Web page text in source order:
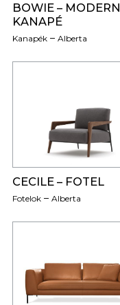
BOWIE – MODERN
KANAPÉ
Kanapék Alberta
CECILE – FOTEL
Fotelok Alberta